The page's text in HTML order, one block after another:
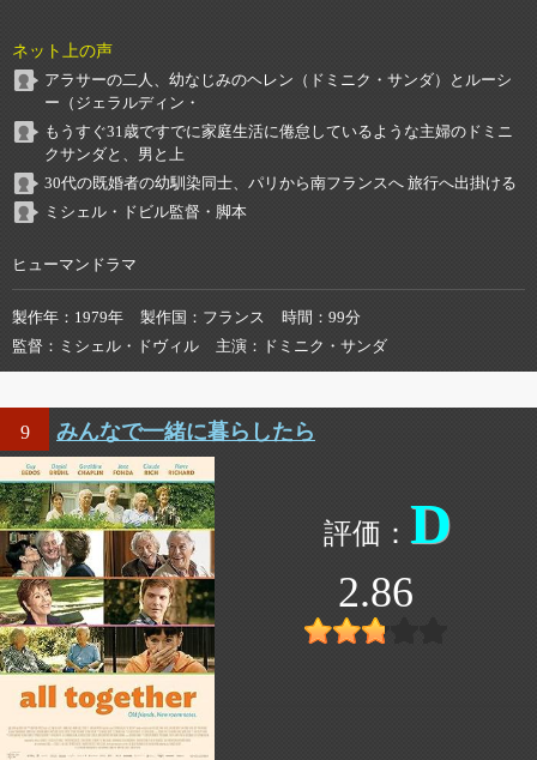
ネット上の声
アラサーの二人、幼なじみのヘレン（ドミニク・サンダ）とルーシ
ー（ジェラルディン・
もうすぐ31歳ですでに家庭生活に倦怠しているような主婦のドミニ
クサンダと、男と上
30代の既婚者の幼馴染同士、パリから南フランスへ 旅行へ出掛ける
ミシェル・ドビル監督・脚本
ヒューマンドラマ
製作年 1979年 製作国 フランス 時間
99分
監督
ミシェル・ドヴィル 主演 ドミニク・サンダ
9 みんなで一緒に暮らしたら
D
2.86